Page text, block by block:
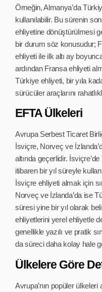
Örneğin, Almanya’da
kullanılabilir. Bu sürenin
ehliyetine dönüştürülmesi
bir durum söz konusudur;
ehliyeti ile ilk altı ay
ardından Fransa ehliyeti
Türkiye ehliyeti, bir yıla
sürücüler araçlarını
EFTA Ülkeleri
Avrupa Serbest Ticaret
İsviçre, Norveç ve
altında geçerlidir.
itibaren bir yıl süreyle
İsviçre ehliyeti almak için
Norveç ve İzlanda’da ise
süresi yine bir yıl olarak
ehliyetlerini yerel ehliyetle
genellikle yazılı ve pratik
da süreci daha kolay hale
Ülkelere Göre
Avrupa’nın popüler